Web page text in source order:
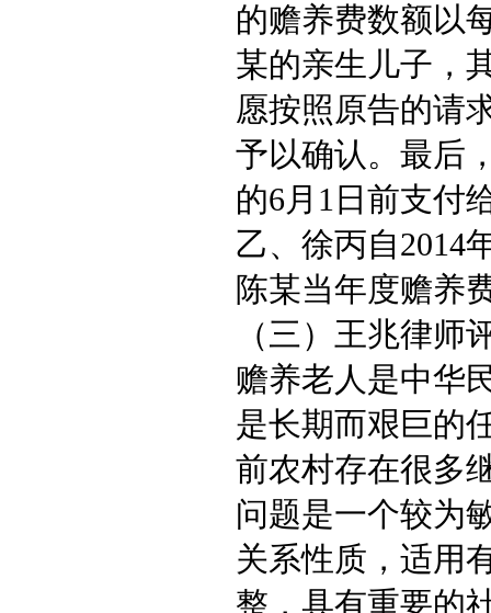
的赡养费数额以
某的亲生儿子，
愿按照原告的请
予以确认。最后
的6月1日前支付
乙、徐丙自2014
陈某当年度赡养
（三）王兆律师
赡养老人是中华
是长期而艰巨的
前农村存在很多
问题是一个较为
关系性质，适用
整，具有重要的